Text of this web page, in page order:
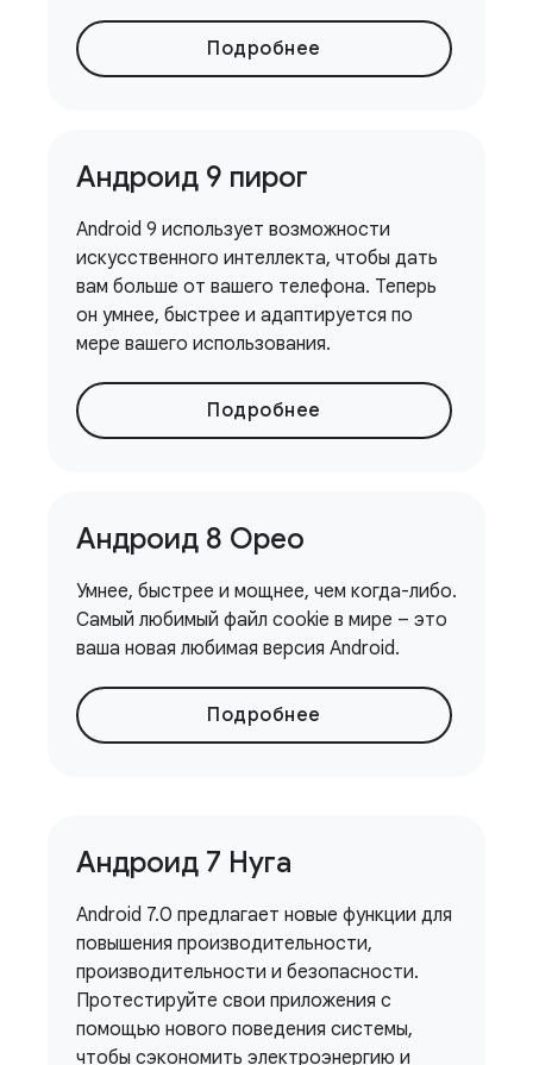
Подробнее
Андроид 9 пирог
Android 9 использует возможности
искусственного интеллекта, чтобы дать
вам больше от вашего телефона. Теперь
он умнее, быстрее и адаптируется по
мере вашего использования.
Подробнее
Андроид 8 Орео
Умнее, быстрее и мощнее, чем когда-либо.
Самый любимый файл cookie в мире – это
ваша новая любимая версия Android.
Подробнее
Андроид 7 Нуга
Android 7.0 предлагает новые функции для
повышения производительности,
производительности и безопасности.
Протестируйте свои приложения с
помощью нового поведения системы,
чтобы сэкономить электроэнергию и